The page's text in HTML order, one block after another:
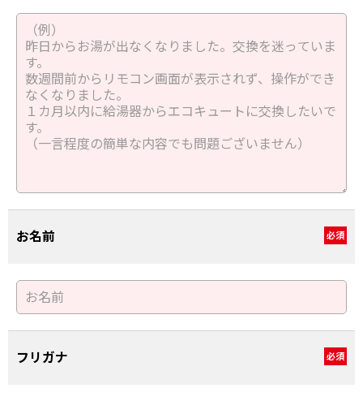
お名前 必須
フリガナ 必須